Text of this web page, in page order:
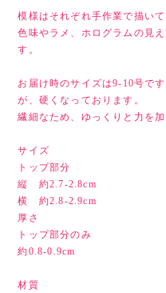
模様はそれぞれ手作業で描いて
色味やラメ、ホログラムの見
す。
お届け時のサイズは9-10号で
が、硬くなっております。
繊細なため、ゆっくりと力を
サイズ
トップ部分
縦 約2.7-2.8cm
横 約2.8-2.9cm
厚さ
トップ部分のみ
約0.8-0.9cm
材質